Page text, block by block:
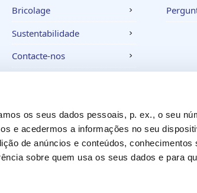
os seus dados pessoais, p. ex., o seu
e acedermos a informações no seu
de anúncios e conteúdos, conhecimentos
sobre quem usa os seus dados e para
Bricolage
Sustentabilidade
Contacte-nos